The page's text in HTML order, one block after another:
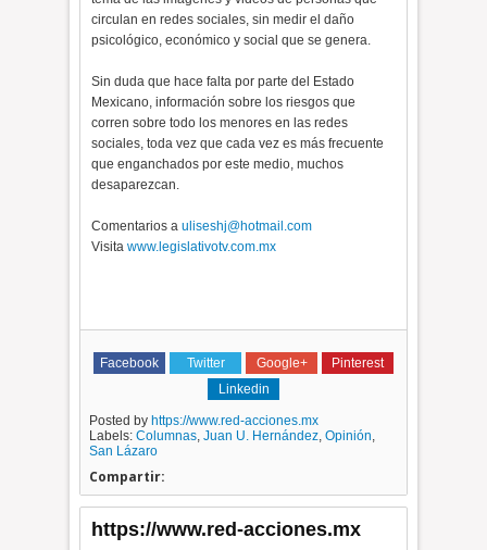
circulan en redes sociales, sin medir el daño
psicológico, económico y social que se genera.
Sin duda que hace falta por parte del Estado
Mexicano, información sobre los riesgos que
corren sobre todo los menores en las redes
sociales, toda vez que cada vez es más frecuente
que enganchados por este medio, muchos
desaparezcan.
Comentarios auliseshj@hotmail.com
Visitawww.legislativotv.com.mx
Facebook Twitter Google+
Pinterest
Linkedin
Posted byhttps://www.red-acciones.mx
Labels:Columnas ,Juan U. Hernández ,Opinión
San Lázaro
Compartir:
https://www.red-acciones.mx